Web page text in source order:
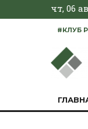
чт, 06
#КЛУБ